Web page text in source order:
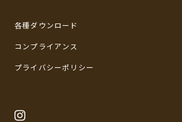
各種ダウンロード
コンプライアンス
プライバシーポリシー